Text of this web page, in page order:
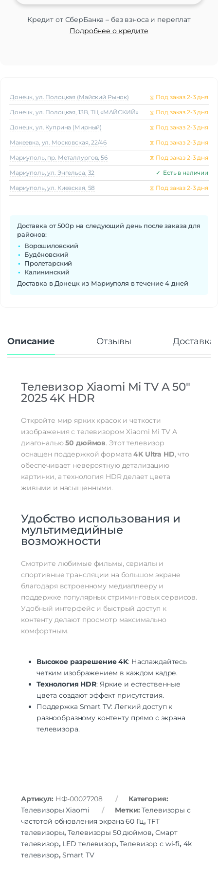
Интерфейсы/разъемы
Количество портов
2 x USB 2.0 | 3 x HDMI
Беспроводной DLNA
Bluetooth
Есть
Звук
Мощность звука
2 х 12 Вт
Стереозвук
Есть
Объемное звучание
Нет
Поддерживаемые аудио
кодеки
Dolby Audio | DTS | MP3 | WAV
Сабвуфер
Нет
Smart TV
Декодер
Цифровой тюнер
Телетекст
Anynet+
Дополнительные
Защита от детей
Время отклика
8 мс
Кредит от СберБанка – без взноса и переплат
Подробнее о кредите
Донецк, ул. Полоцкая (Майский Рынок) ⧖ Под заказ 2-3 дня
Донецк, ул. Полоцкая, 13В, ТЦ «МАЙСКИЙ» ⧖ Под заказ 2-3 дня
Донецк, ул. Куприна (Мирный) ⧖ Под заказ 2-3 дня
Макеeвка, ул. Московская, 22/46 ⧖ Под заказ 2-3 дня
Мариуполь, пр. Металлургов, 56 ⧖ Под заказ 2-3 дня
Мариуполь, ул. Энгельса, 32 ✓ Есть в наличии
Мариуполь, ул. Киевская, 58 ⧖ Под заказ 2-3 дня
Доставка от 500р на следующий день после заказа для
районов:
Ворошиловский
Будёновский
Пролетарский
Калининский
Доставка в Донецк из Мариуполя в течение 4 дней
Описание Отзывы Доставка
Телевизор Xiaomi Mi TV A 50"
2025 4K HDR
Откройте мир ярких красок и четкости
изображения с телевизором Xiaomi Mi TV A
диагональю50 дюймов. Этот телевизор
оснащен поддержкой формата 4K Ultra HD, что
обеспечивает невероятную детализацию
картинки, а технология HDR делает цвета
живыми и насыщенными.
Удобство использования и
мультимедийные
возможности
Смотрите любимые фильмы, сериалы и
спортивные трансляции на большом экране
благодаря встроенному медиаплееру и
поддержке популярных стриминговых сервисов.
Удобный интерфейс и быстрый доступ к
контенту делают просмотр максимально
комфортным.
Высокое разрешение 4K: Наслаждайтесь
четким изображением в каждом кадре.
Технология HDR: Яркие и естественные
цвета создают эффект присутствия.
Поддержка Smart TV: Легкий доступ к
разнообразному контенту прямо с экрана
телевизора.
Артикул: НФ-00027208
Категория:
Телевизоры Xiaomi
Метки:Телевизоры с
частотой обновления экрана 60 Гц,TFT
телевизоры,Телевизоры 50 дюймов,Смарт
телевизор, LED телевизор,Телевизор с wi-fi, 4k
телевизор,Smart TV